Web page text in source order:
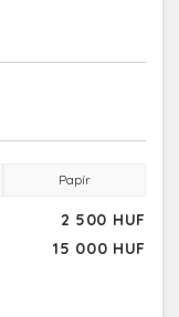
Papír
2 500 HUF
15 000 HUF